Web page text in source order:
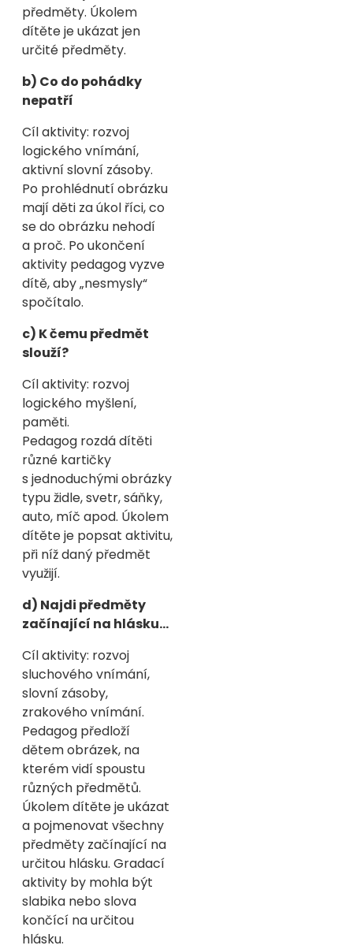
předměty. Úkolem
dítěte je ukázat jen
určité předměty.
b) Co do pohádky
nepatří
Cíl aktivity: rozvoj
logického vnímání,
aktivní slovní zásoby.
Po prohlédnutí obrázku
mají děti za úkol říci, co
se do obrázku nehodí
a proč. Po ukončení
aktivity pedagog vyzve
dítě, aby „nesmysly“
spočítalo.
c) K čemu předmět
slouží?
Cíl aktivity: rozvoj
logického myšlení,
paměti.
Pedagog rozdá dítěti
různé kartičky
s jednoduchými obrázky
typu židle, svetr, sáňky,
auto, míč apod. Úkolem
dítěte je popsat aktivitu,
při níž daný předmět
využijí.
d) Najdi předměty
začínající na hlásku…
Cíl aktivity: rozvoj
sluchového vnímání,
slovní zásoby,
zrakového vnímání.
Pedagog předloží
dětem obrázek, na
kterém vidí spoustu
různých předmětů.
Úkolem dítěte je ukázat
a pojmenovat všechny
předměty začínající na
určitou hlásku. Gradací
aktivity by mohla být
slabika nebo slova
končící na určitou
hlásku.